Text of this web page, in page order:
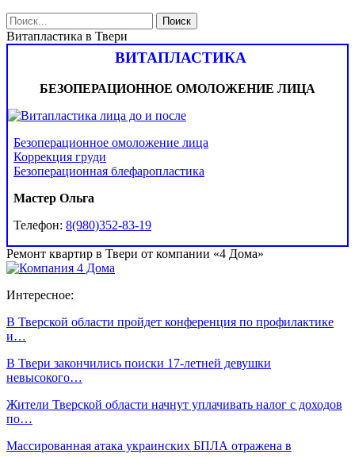
Витапластика в Твери
ВИТАПЛАСТИКА
БЕЗОПЕРАЦИОННОЕ ОМОЛОЖЕНИЕ ЛИЦА
Безоперационное омоложение лица
Коррекция груди
Безоперационная блефаропластика
Мастер Ольга
Телефон: 8(980)352-83-19
Ремонт квартир в Твери от компании «4 Дома»
Интересное:
В Тверской области пройдет конференция по профилактике
и…
В Твери закончились поиски 17-летней девушки
невысокого…
Жители Тверской области начнут уплачивать налог с доходов
по…
Массированная атака украинских БПЛА отражена в